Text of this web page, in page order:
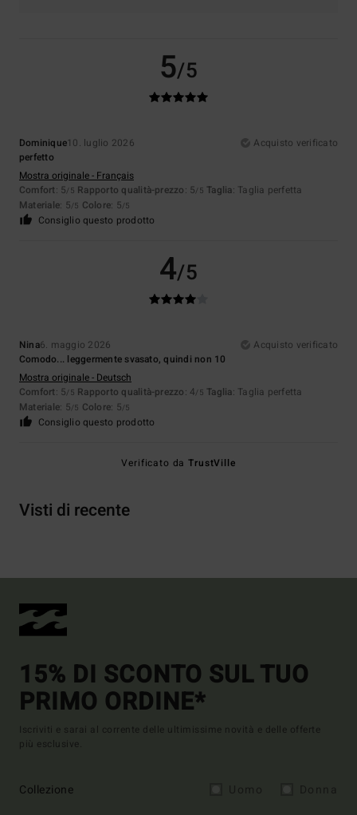
5/5
Dominique10. luglio 2026
Acquisto verificato
perfetto
Mostra originale - Français
Comfort: 5/5 Rapporto qualità-prezzo: 5/5 Taglia: Taglia perfetta
Materiale: 5/5 Colore: 5/5
Consiglio questo prodotto
4/5
Nina6. maggio 2026
Acquisto verificato
Comodo... leggermente svasato, quindi non 10
Mostra originale - Deutsch
Comfort: 5/5 Rapporto qualità-prezzo: 4/5 Taglia: Taglia perfetta
Materiale: 5/5 Colore: 5/5
Consiglio questo prodotto
Verificato daTrustVille
Visti di recente
15% DI SCONTO SUL TUO
PRIMO ORDINE*
Iscriviti e sarai al corrente delle ultimissime novità e delle offerte
più esclusive.
Collezione